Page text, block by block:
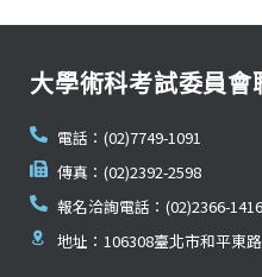
大學術科考試委員會
電話：(02)7749-1091
傳真：(02)2392-2598
報名洽詢電話：(02)2366-
地址：106308臺北市和平東